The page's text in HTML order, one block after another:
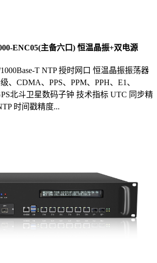
ENC05(主备六口) 恒温晶振+双电源
T NTP 授时网口 恒温晶振振荡器
、CDMA、PPS、PPM、PPH、E1、
北斗卫星数码子钟 技术指标 UTC 同步精
时间戳精度...